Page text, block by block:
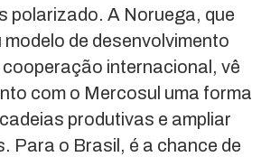
polarizado. A Noruega, que
de desenvolvimento
cooperação internacional, vê
com o Mercosul uma forma
produtivas e ampliar
Para o Brasil, é a chance de